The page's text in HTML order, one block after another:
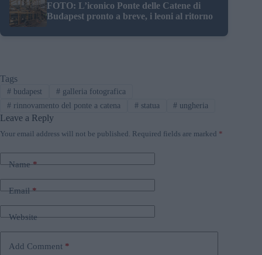
FOTO: L’iconico Ponte delle Catene di
Budapest pronto a breve, i leoni al ritorno
Tags
#budapest #galleria fotografica
#rinnovamento del ponte a catena #statua # ungheria
Leave a Reply
Your email address will not be published. Required fields are marked *
Name*
Email*
Website
Add Comment *